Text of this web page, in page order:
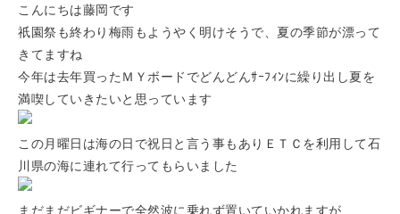
こんにちは藤岡です
祇園祭も終わり梅雨もようやく明けそうで、夏の季節が漂って
きてますね
今年は去年買ったＭＹボードでどんどんｻｰﾌｨﾝに繰り出し夏を
満喫していきたいと思っています
この月曜日は海の日で祝日と言う事もありＥＴＣを利用して石
川県の海に連れて行ってもらいました
まだまだビギナーで全然波に乗れず置いていかれますが